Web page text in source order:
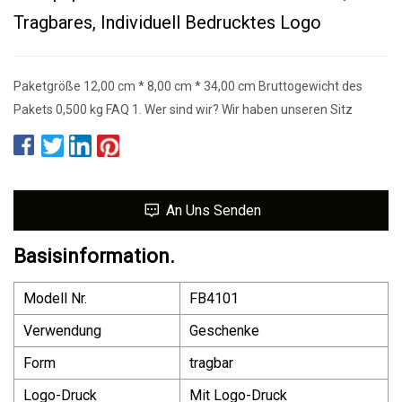
Tragbares, Individuell Bedrucktes Logo
Paketgröße 12,00 cm * 8,00 cm * 34,00 cm Bruttogewicht des
Pakets 0,500 kg FAQ 1. Wer sind wir? Wir haben unseren Sitz
An Uns Senden
Basisinformation.
Modell Nr.
FB4101
Verwendung
Geschenke
Form
tragbar
Logo-Druck
Mit Logo-Druck